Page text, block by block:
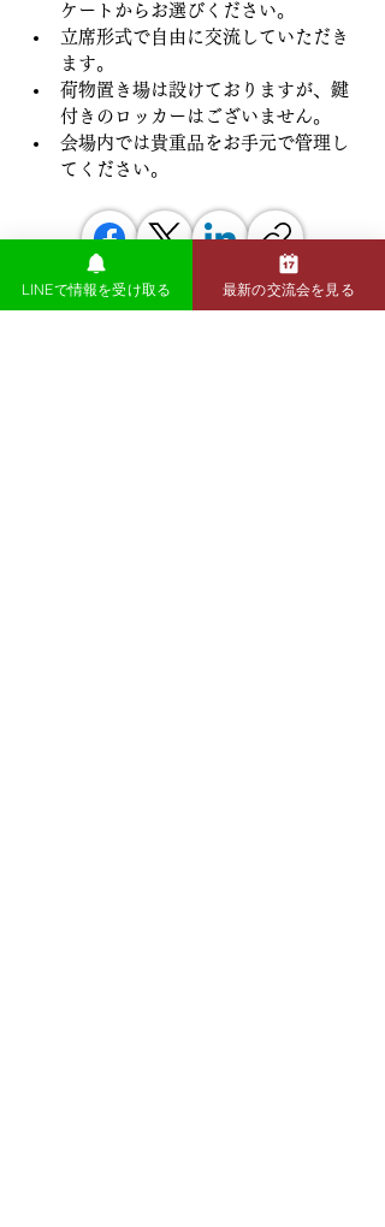
ケートからお選びください。
立席形式で自由に交流していただき
ます。
荷物置き場は設けておりますが、鍵
付きのロッカーはございません。
会場内では貴重品をお手元で管理し
てください。
LINEで情報を受け取る 最新の交流会を見る